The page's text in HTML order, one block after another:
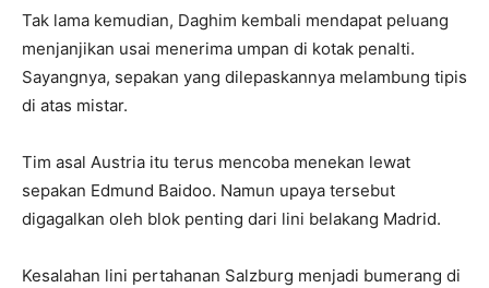
Tak lama kemudian, Daghim kembali mendapat peluang
menjanjikan usai menerima umpan di kotak penalti.
Sayangnya, sepakan yang dilepaskannya melambung tipis
di atas mistar.
Tim asal Austria itu terus mencoba menekan lewat
sepakan Edmund Baidoo. Namun upaya tersebut
digagalkan oleh blok penting dari lini belakang Madrid.
Kesalahan lini pertahanan Salzburg menjadi bumerang di